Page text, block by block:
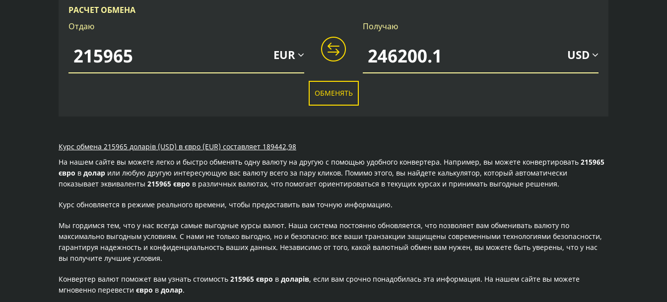
РАСЧЕТ ОБМЕНА
Отдаю
EUR
Получаю
USD
ОБМЕНЯТЬ
Курс обмена 215965 доларів (USD) в євро (EUR) составляет 189442,98
На нашем сайте вы можете легко и быстро обменять одну валюту на другую с помощью удобного конвертера. Например, вы можете конвертировать 215965
євро в долар или любую другую интересующую вас валюту всего за пару кликов. Помимо этого, вы найдете калькулятор, который автоматически
показывает эквиваленты 215965 євро в различных валютах, что помогает ориентироваться в текущих курсах и принимать выгодные решения.
Курс обновляется в режиме реального времени, чтобы предоставить вам точную информацию.
Мы гордимся тем, что у нас всегда самые выгодные курсы валют. Наша система постоянно обновляется, что позволяет вам обменивать валюту по
максимально выгодным условиям. С нами не только выгодно, но и безопасно: все ваши транзакции защищены современными технологиями безопасности,
гарантируя надежность и конфиденциальность ваших данных. Независимо от того, какой валютный обмен вам нужен, вы можете быть уверены, что у нас
вы получите лучшие условия.
Конвертер валют поможет вам узнать стоимость 215965 євро в доларів, если вам срочно понадобилась эта информация. На нашем сайте вы можете
мгновенно перевести євро в долар.